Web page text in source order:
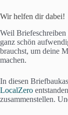
Wir helfen dir dabei!
Weil Briefeschreiben
ganz schön
brauchst, um deine
machen.
In diesen
LocalZero
zusammenstellen.